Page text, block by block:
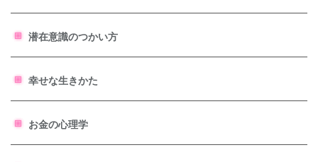
潜在意識のつかい方
幸せな生きかた
お金の心理学